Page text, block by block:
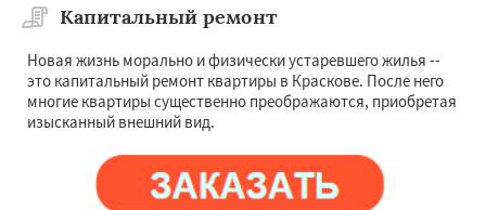
Капитальный ремонт
Новая жизнь морально и физически устаревшего жилья --
это капитальный ремонт квартиры в Краскове. После него
многие квартиры существенно преображаются, приобретая
изысканный внешний вид.